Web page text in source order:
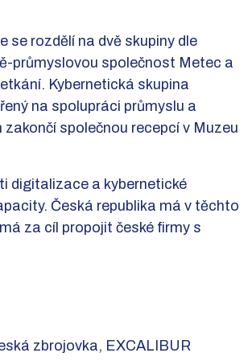
se rozdělí na dvě skupiny dle
průmyslovou společnost Metec a
Kybernetická skupina
na spolupráci průmyslu a
společnou recepcí v Muzeu
digitalizace a kybernetické
Česká republika má v těchto
za cíl propojit české firmy s
zbrojovka, EXCALIBUR